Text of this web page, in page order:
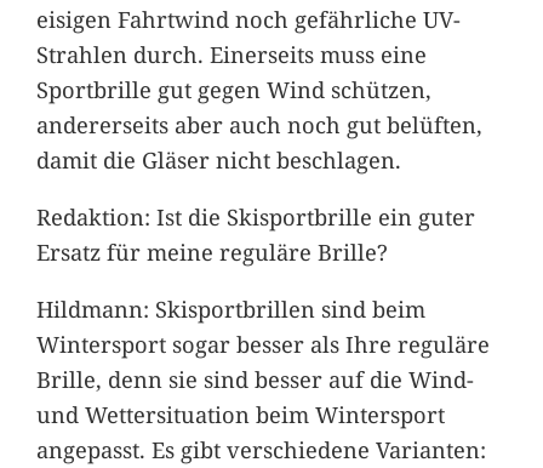
eisigen Fahrtwind noch gefährliche UV-
Strahlen durch. Einerseits muss eine
Sportbrille gut gegen Wind schützen,
andererseits aber auch noch gut belüften,
damit die Gläser nicht beschlagen.
Redaktion: Ist die Skisportbrille ein guter
Ersatz für meine reguläre Brille?
Hildmann: Skisportbrillen sind beim
Wintersport sogar besser als Ihre reguläre
Brille, denn sie sind besser auf die Wind-
und Wettersituation beim Wintersport
angepasst. Es gibt verschiedene Varianten: